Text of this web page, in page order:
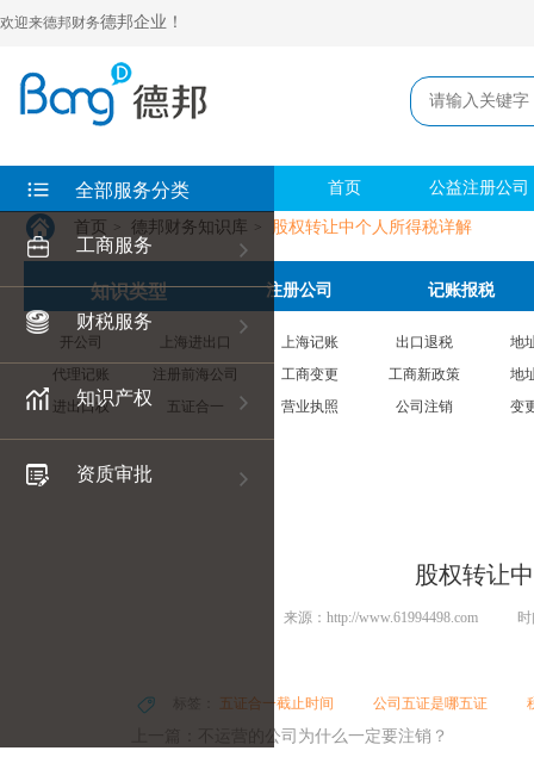
欢迎来德邦财务德邦企业！
全部服务分类
工商服务
财税服务
知识产权
资质审批
首页 公益注册公司
首页 > 德邦财务知识库 > 股权转让中个人所得税详解
知识类型 注册公司 记账报税
开公司 上海进出口 上海记账 出口退税
地
代理记账
注册前海公司 工商变更 工商新政策
地
进出口权
五证合一 营业执照 公司注销 变
股权转让
来源：http://www.61994498.com
五证合一截止时间 公司五证是哪五证
上一篇：不运营的公司为什么一定要注销？